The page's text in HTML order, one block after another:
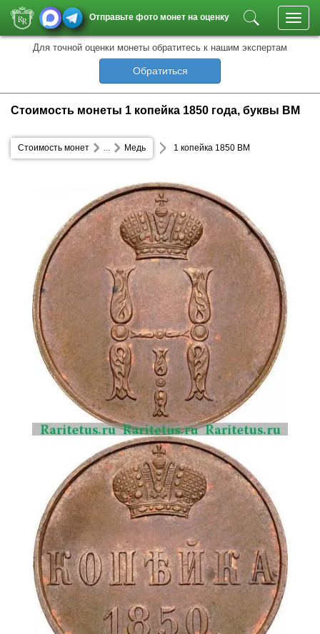
Отправьте фото монет на оценку
Для точной оценки монеты обратитесь к нашим экспертам
Обратиться
Стоимость монеты 1 копейка 1850 года, буквы ВМ
Стоимость монет Медь
... 1 копейка 1850 ВМ